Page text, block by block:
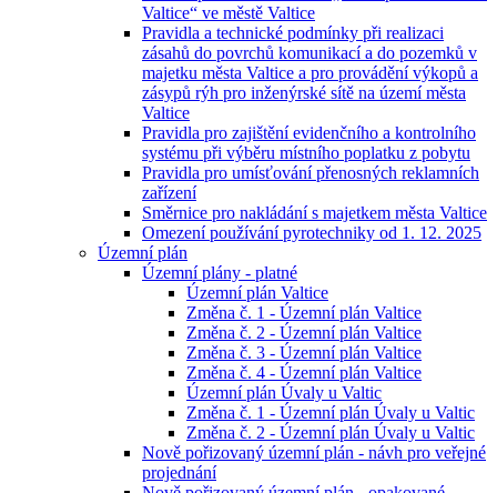
Valtice“ ve městě Valtice
Pravidla a technické podmínky při realizaci
zásahů do povrchů komunikací a do pozemků v
majetku města Valtice a pro provádění výkopů a
zásypů rýh pro inženýrské sítě na území města
Valtice
Pravidla pro zajištění evidenčního a kontrolního
systému při výběru místního poplatku z pobytu
Pravidla pro umísťování přenosných reklamních
zařízení
Směrnice pro nakládání s majetkem města Valtice
Omezení používání pyrotechniky od 1. 12. 2025
Územní plán
Územní plány - platné
Územní plán Valtice
Změna č. 1 - Územní plán Valtice
Změna č. 2 - Územní plán Valtice
Změna č. 3 - Územní plán Valtice
Změna č. 4 - Územní plán Valtice
Územní plán Úvaly u Valtic
Změna č. 1 - Územní plán Úvaly u Valtic
Změna č. 2 - Územní plán Úvaly u Valtic
Nově pořizovaný územní plán - návh pro veřejné
projednání